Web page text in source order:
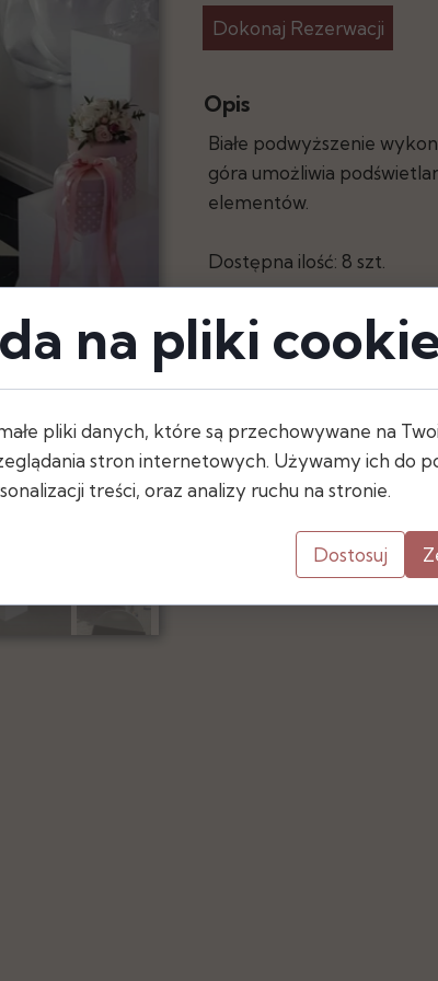
Dokonaj Rezerwacji
Opis
Białe podwyższenie
góra umożliwia
elementów.
Dostępna ilość: 8 szt.
na pliki
pliki danych, które są przechowywane na
stron internetowych. Używamy ich do
treści, oraz analizy ruchu na stronie.
Dostosuj